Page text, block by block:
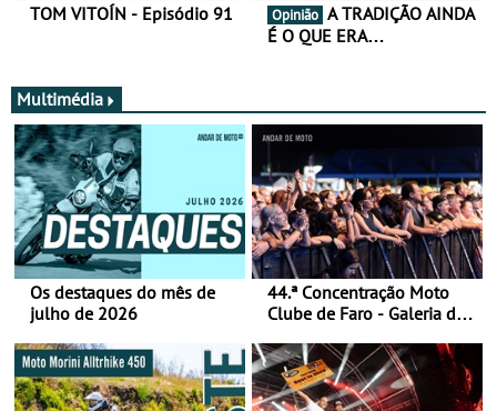
TOM VITOÍN - Episódio 91 Opinião
É O QUE ERA…
Multimédia
Os destaques do mês de
julho de 2026
44.ª Concentração Moto
Clube de Faro - Galeria de